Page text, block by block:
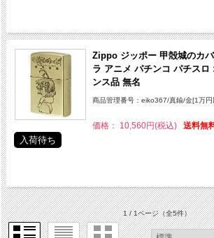
Zippo ジッポー 甲殻城のカ
ラ アニメ パチンコ パチスロ
ンス品 無名
商品管理番号：eiko367/真鍮/金[1万円
価格： 10,560円(税込) 送料無
入荷待ち
1 / 1ページ（全5件）